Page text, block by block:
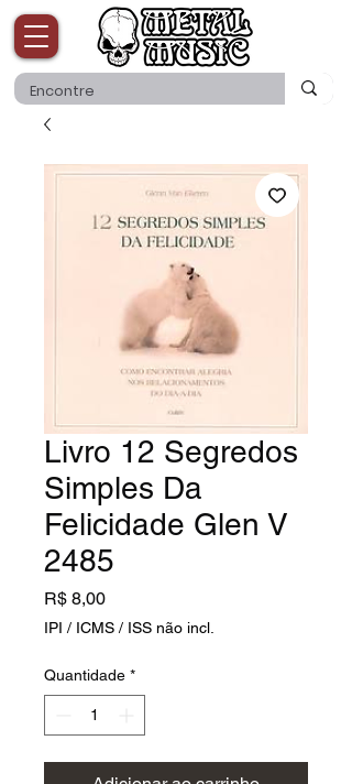
Livro 12 Segredos
Simples Da
Felicidade Glen V
2485
R$ 8,00Preço
IPI / ICMS / ISS não incl.
Quantidade *